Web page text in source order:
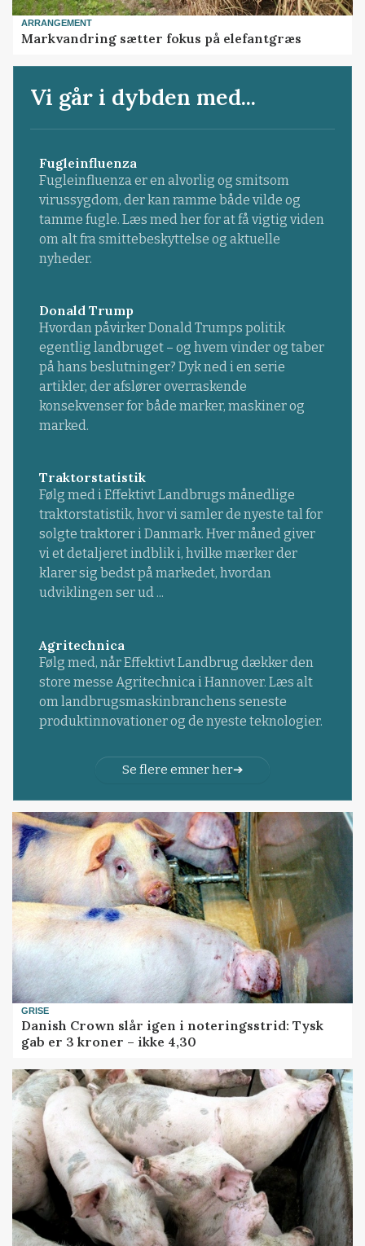
ARRANGEMENT
Markvandring sætter fokus på elefantgræs
Vi går i dybden med...
Fugleinfluenza
Fugleinfluenza er en alvorlig og smitsom
virussygdom, der kan ramme både vilde og
tamme fugle. Læs med her for at få vigtig viden
om alt fra smittebeskyttelse og aktuelle
nyheder.
Donald Trump
Hvordan påvirker Donald Trumps politik
egentlig landbruget – og hvem vinder og taber
på hans beslutninger? Dyk ned i en serie
artikler, der afslører overraskende
konsekvenser for både marker, maskiner og
marked.
Traktorstatistik
Følg med i Effektivt Landbrugs månedlige
traktorstatistik, hvor vi samler de nyeste tal for
solgte traktorer i Danmark. Hver måned giver
vi et detaljeret indblik i, hvilke mærker der
klarer sig bedst på markedet, hvordan
udviklingen ser ud ...
Agritechnica
Følg med, når Effektivt Landbrug dækker den
store messe Agritechnica i Hannover. Læs alt
om landbrugsmaskinbranchens seneste
produktinnovationer og de nyeste teknologier.
Se flere emner her
GRISE
Danish Crown slår igen i noteringsstrid: Tysk
gab er 3 kroner – ikke 4,30